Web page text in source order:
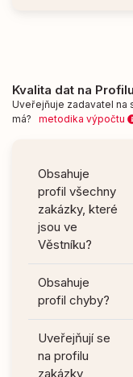
Kvalita dat na Profilu
Uveřejňuje zadavatel na
má? metodika výpočtu
Obsahuje
profil všechny
zakázky, které
jsou ve
Věstníku?
Obsahuje
profil chyby?
Uveřejňují se
na profilu
zakázky